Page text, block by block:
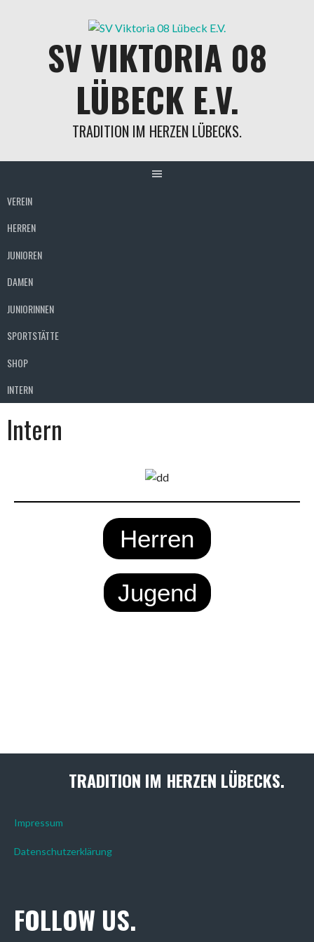
SV VIKTORIA 08
LÜBECK E.V.
TRADITION IM HERZEN LÜBECKS.
VEREIN
HERREN
JUNIOREN
DAMEN
JUNIORINNEN
SPORTSTÄTTE
SHOP
INTERN
Intern
Herren
Jugend
TRADITION IM HERZEN LÜBECKS.
Impressum
Datenschutzerklärung
FOLLOW US.